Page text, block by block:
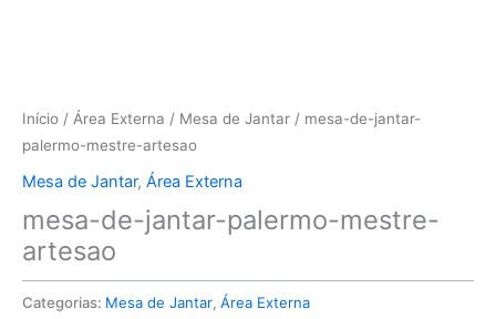
Início / Área Externa / Mesa de Jantar / mesa-de-jantar-
palermo-mestre-artesao
Mesa de Jantar, Área Externa
mesa-de-jantar-palermo-mestre-
artesao
Categorias: Mesa de Jantar, Área Externa